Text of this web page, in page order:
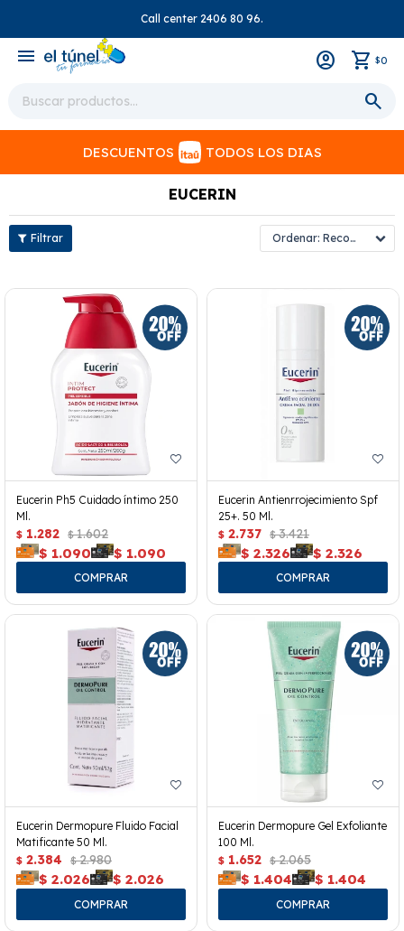
Call center 2406 80 96.
menu $0
DESCUENTOS TODOS LOS DIAS
EUCERIN
Recomendados
Eucerin Ph5 Cuidado íntimo 250
Ml.
$ 1.282 $ 1.602
$ 1.090 $ 1.090
Eucerin Antienrrojecimiento Spf
25+. 50 Ml.
$ 2.737 $ 3.421
$ 2.326 $ 2.326
Eucerin Dermopure Fluido Facial
Matificante 50 Ml.
$ 2.384 $ 2.980
$ 2.026 $ 2.026
Eucerin Dermopure Gel Exfoliante
100 Ml.
$ 1.652 $ 2.065
$ 1.404 $ 1.404
close